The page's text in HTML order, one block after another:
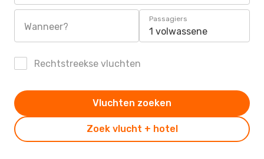
Wanneer?
Passagiers
1 volwassene
Rechtstreekse vluchten
Zoek vlucht + hotel
Vluchten zoeken